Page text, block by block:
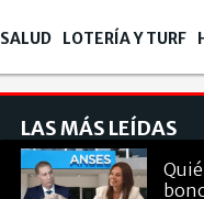
SALUD LOTERÍA Y TURF
LAS MÁS LEÍDAS